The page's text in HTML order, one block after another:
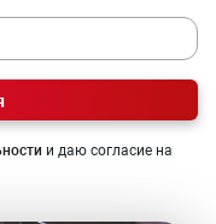
и даю согласие на